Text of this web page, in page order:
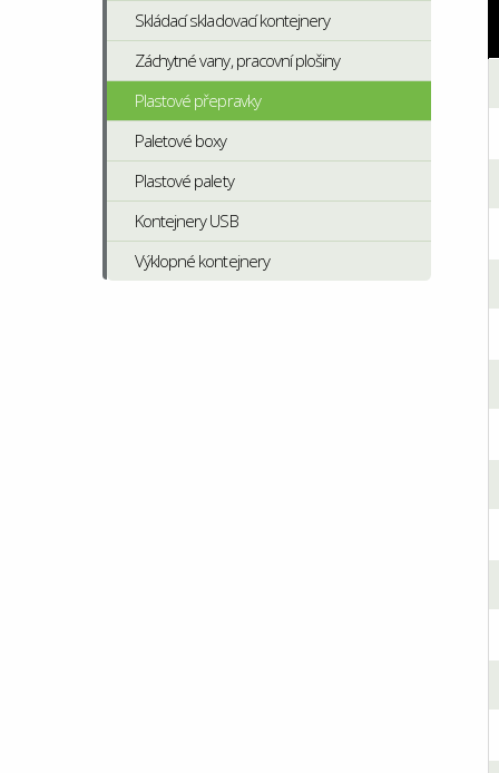
Skládací skladovací kontejnery
Záchytné vany, pracovní plošiny
Plastové přepravky
Paletové boxy
Plastové palety
Kontejnery USB
Výklopné kontejnery